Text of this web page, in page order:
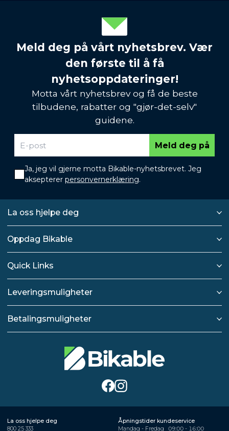
Meld deg på vårt nyhetsbrev. Vær
den første til å få
nyhetsoppdateringer!
Motta vårt nyhetsbrev og få de beste
tilbudene, rabatter og "gjør-det-selv"
guidene.
Meld deg på
Ja, jeg vil gjerne motta Bikable-nyhetsbrevet. Jeg
aksepterer personvernerklæring.
La oss hjelpe deg
Oppdag Bikable
Quick Links
Leveringsmuligheter
Betalingsmuligheter
La oss hjelpe deg
800 25 333
Åpningstider kundeservice
Mandag - Fredag
09:00 - 16:00